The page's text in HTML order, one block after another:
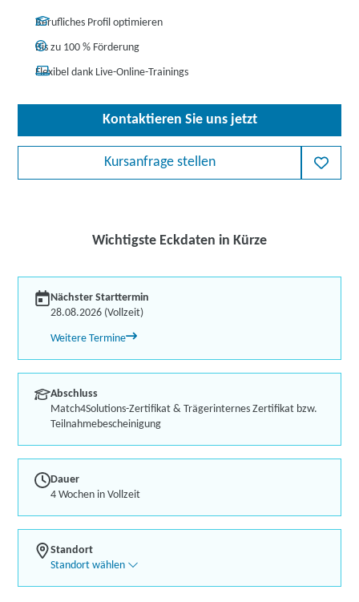
Berufliches Profil optimieren
Bis zu 100 % Förderung
Flexibel dank Live-Online-Trainings
Kontaktieren Sie uns jetzt
Kursanfrage stellen
Wichtigste Eckdaten in Kürze
Nächster Starttermin
28.08.2026 (Vollzeit)
Weitere Termine
Abschluss
Match4Solutions-Zertifikat & Trägerinternes Zertifikat bzw.
Teilnahmebescheinigung
Dauer
4 Wochen in Vollzeit
Standort
Standort wählen